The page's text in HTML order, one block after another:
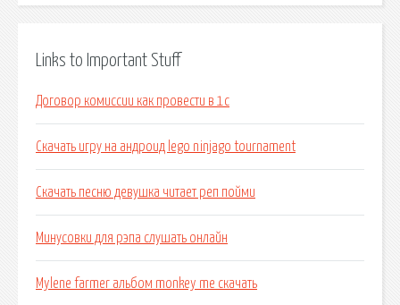
Links to Important Stuff
Договор комиссии как провести в 1с
Скачать игру на андроид lego ninjago tournament
Скачать песню девушка читает реп пойми
Минусовки для рэпа слушать онлайн
Mylene farmer альбом monkey me скачать